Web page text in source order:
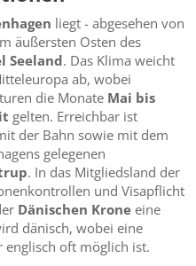
liegt - abgesehen von
äußersten Osten des
Seeland. Das Klima weicht
ab, wobei
die Monate Mai bis
gelten. Erreichbar ist
der Bahn sowie mit dem
gelegenen
. In das Mitgliedsland der
und Visapflicht
Dänischen Krone eine
dänisch, wobei eine
englisch oft möglich ist.